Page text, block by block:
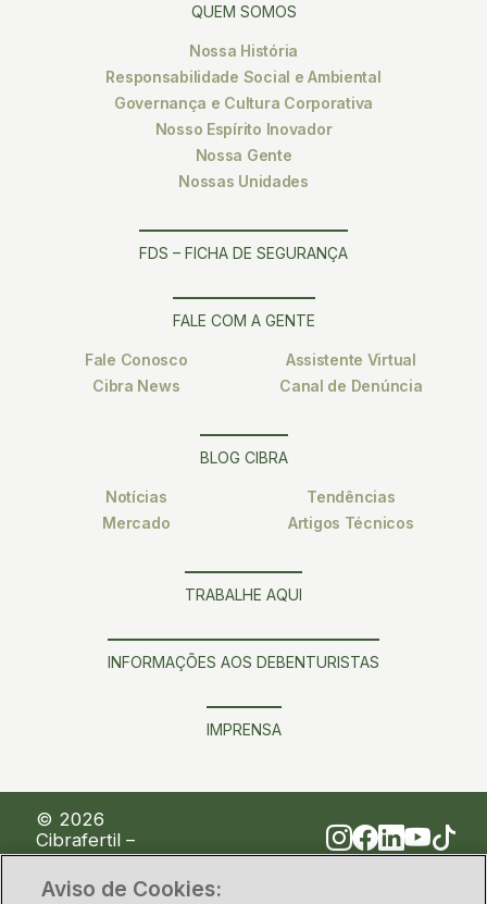
QUEM SOMOS
Nossa História
Responsabilidade Social e Ambiental
Governança e Cultura Corporativa
Nosso Espírito Inovador
Nossa Gente
Nossas Unidades
FDS – FICHA DE SEGURANÇA
FALE COM A GENTE
Fale Conosco
Cibra News
Assistente Virtual
Canal de Denúncia
BLOG CIBRA
Notícias
Mercado
Tendências
Artigos Técnicos
TRABALHE AQUI
INFORMAÇÕES AOS DEBENTURISTAS
IMPRENSA
© 2026
Cibrafertil –
Companhia
Brasileira de
Aviso de Cookies: